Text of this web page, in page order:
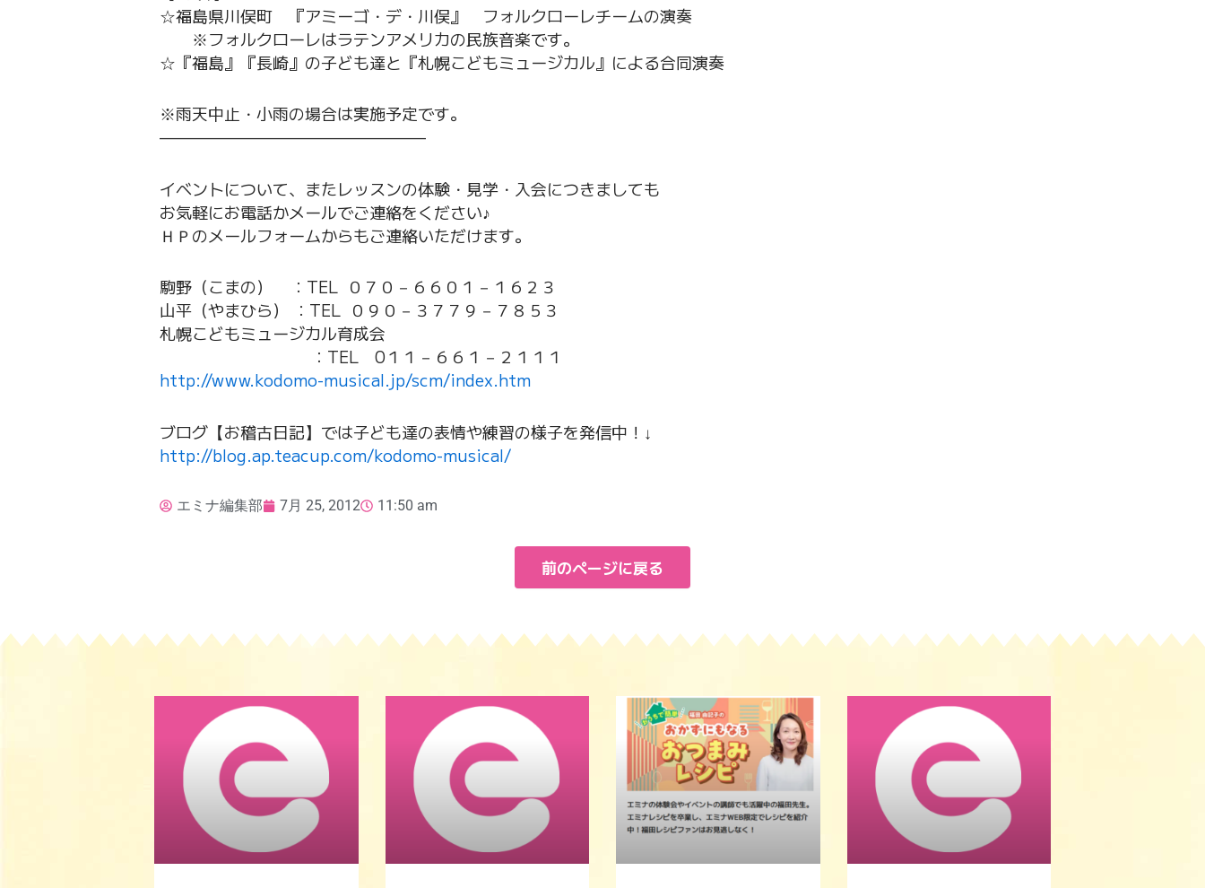
☆福島県川俣町 『アミーゴ・デ・川俣』 フォルクローレチームの演奏
※フォルクローレはラテンアメリカの民族音楽です。
☆『福島』『長崎』の子ども達と『札幌こどもミュージカル』による合同演奏
※雨天中止・小雨の場合は実施予定です。
————————————————–
イベントについて、またレッスンの体験・見学・入会につきましても
お気軽にお電話かメールでご連絡をください♪
ＨＰのメールフォームからもご連絡いただけます。
駒野（こまの） ：TEL ０７０－６６０１－１６２３
山平（やまひら） ：TEL ０９０－３７７９－７８５３
札幌こどもミュージカル育成会
：TEL 0１１－６６１－２１１１
http://www.kodomo-musical.jp/scm/index.htm
ブログ【お稽古日記】では子ども達の表情や練習の様子を発信中！↓
http://blog.ap.teacup.com/kodomo-musical/
エミナ編集部 7月 25, 2012 11:50 am
前のページに戻る